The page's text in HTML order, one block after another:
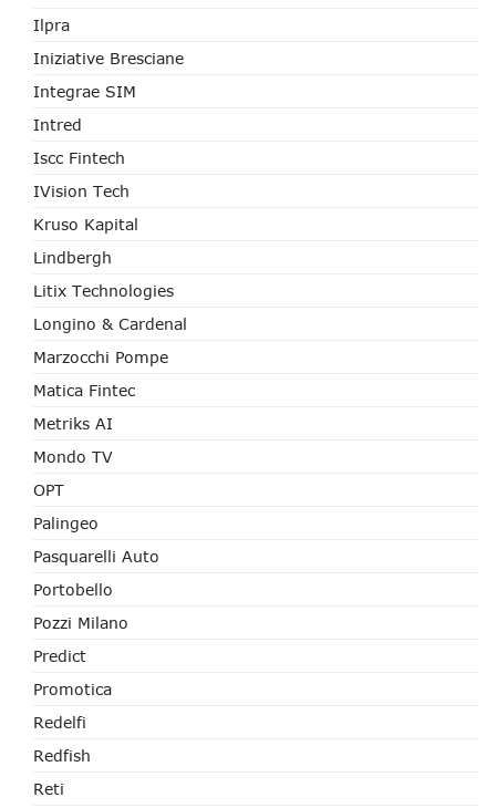
Ilpra
Iniziative Bresciane
Integrae SIM
Intred
Iscc Fintech
IVision Tech
Kruso Kapital
Lindbergh
Litix Technologies
Longino & Cardenal
Marzocchi Pompe
Matica Fintec
Metriks AI
Mondo TV
OPT
Palingeo
Pasquarelli Auto
Portobello
Pozzi Milano
Predict
Promotica
Redelfi
Redfish
Reti